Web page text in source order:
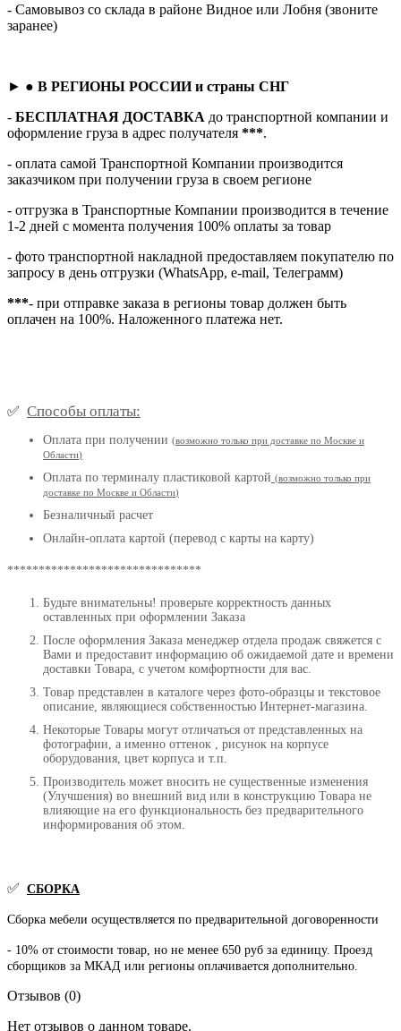
- Самовывоз со склада в районе Видное или Лобня (звоните
заранее)
► ● В РЕГИОНЫ РОССИИ и страны СНГ
- БЕСПЛАТНАЯ ДОСТАВКА до транспортной компании и
оформление груза в адрес получателя ***.
- оплата самой Транспортной Компании производится
заказчиком при получении груза в своем регионе
- отгрузка в Транспортные Компании производится в течение
1-2 дней с момента получения 100% оплаты за товар
- фото транспортной накладной предоставляем покупателю по
запросу в день отгрузки (WhatsApp, e-mail, Телеграмм)
***- при отправке заказа в регионы товар должен быть
оплачен на 100%. Наложенного платежа нет.
✅ Способы оплаты:
Оплата при получении (возможно только при доставке по Москве и
Области)
Оплата по терминалу пластиковой картой (возможно только при
доставке по Москве и Области)
Безналичный расчет
Онлайн-оплата картой (перевод с карты на карту)
*******************************
Будьте внимательны! проверьте корректность данных
оставленных при оформлении Заказа
После оформления Заказа менеджер отдела продаж свяжется с
Вами и предоставит информацию об ожидаемой дате и времени
доставки Товара, с учетом комфортности для вас.
Товар представлен в каталоге через фото-образцы и текстовое
описание, являющиеся собственностью Интернет-магазина.
Некоторые Товары могут отличаться от представленных на
фотографии, а именно оттенок , рисунок на корпусе
оборудования, цвет корпуса и т.п.
Производитель может вносить не существенные изменения
(Улучшения) во внешний вид или в конструкцию Товара не
влияющие на его функциональность без предварительного
информирования об этом.
✅ СБОРКА
Сборка мебели осуществляется по предварительной договоренности
- 10% от стоимости товар, но не менее 650 руб за единицу. Проезд
сборщиков за МКАД или регионы оплачивается дополнительно.
Отзывов (0)
Нет отзывов о данном товаре.